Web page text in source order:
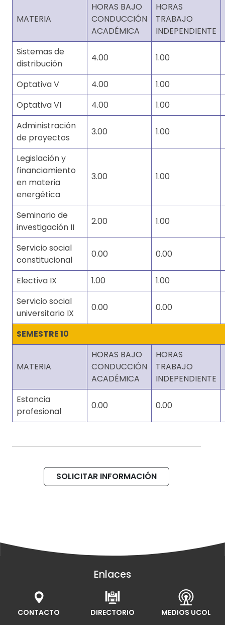
MATERIA
HORAS BAJO
CONDUCCIÓN
ACADÉMICA
HORAS
TRABAJO
INDEPENDIENTE
Sistemas de
distribución
4.00 1.00
Optativa V 4.00
1.00
Optativa VI
4.00
1.00
Administración
de proyectos
3.00 1.00
Legislación y
financiamiento
en materia
energética
3.00 1.00
Seminario de
investigación II
2.00 1.00
Servicio social
constitucional
0.00 0.00
Electiva IX 1.00
1.00
Servicio social
universitario IX
0.00 0.00
SEMESTRE 10
MATERIA
HORAS BAJO
CONDUCCIÓN
ACADÉMICA
HORAS
TRABAJO
INDEPENDIENTE
Estancia
profesional
0.00 0.00
SOLICITAR INFORMACIÓN
Enlaces
CONTACTO DIRECTORIO MEDIOS UCOL